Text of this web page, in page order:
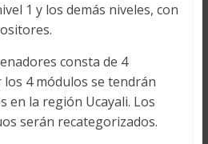
1 y los demás niveles, con
consta de 4
los 4 módulos se tendrán
en la región Ucayali. Los
serán recategorizados.